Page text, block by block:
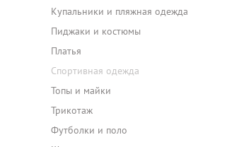
Купальники и пляжная одежда
Пиджаки и костюмы
Платья
Спортивная одежда
Топы и майки
Трикотаж
Футболки и поло